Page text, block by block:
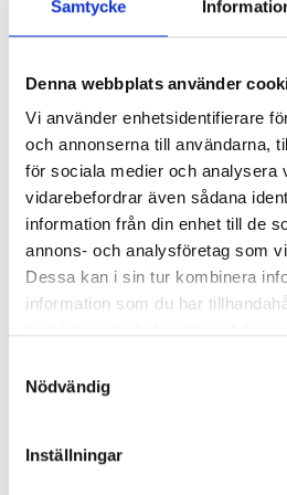
Samtycke
Denna webbplats använder
Vi använder enhetsidentifierare
och annonserna till användarna,
för sociala medier och analysera
vidarebefordrar även sådana
information från din enhet till de
annons- och analysföretag som
Dessa kan i sin tur kombinera
information som du har
Nödvändig
Inställningar
Ljusstyrning
Sensor:
slav)
Nödljus
Nödljus: Nej
Anslutning
Överkopplingsplint